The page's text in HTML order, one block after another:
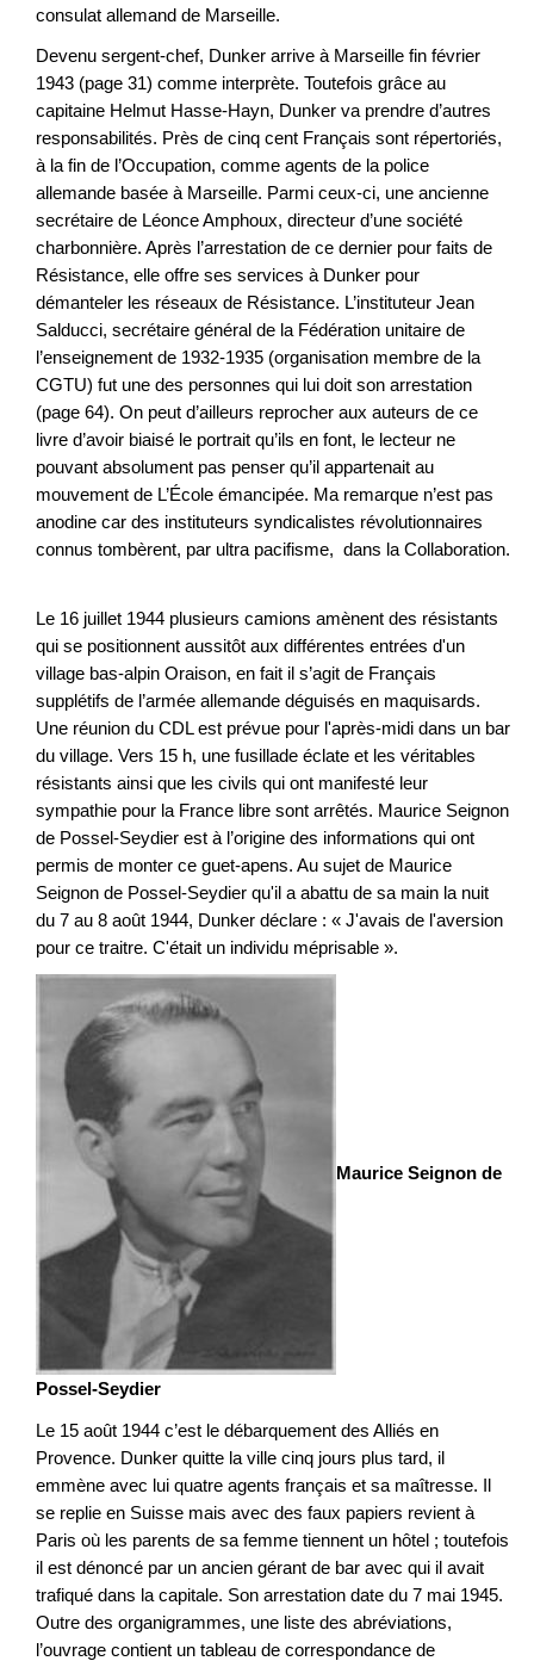
consulat allemand de Marseille.
Devenu sergent-chef, Dunker arrive à Marseille fin février
1943 (page 31) comme interprète. Toutefois grâce au
capitaine Helmut Hasse-Hayn, Dunker va prendre d’autres
responsabilités. Près de cinq cent Français sont répertoriés,
à la fin de l’Occupation, comme agents de la police
allemande basée à Marseille. Parmi ceux-ci, une ancienne
secrétaire de Léonce Amphoux, directeur d’une société
charbonnière. Après l’arrestation de ce dernier pour faits de
Résistance, elle offre ses services à Dunker pour
démanteler les réseaux de Résistance. L’instituteur Jean
Salducci, secrétaire général de la Fédération unitaire de
l’enseignement de 1932-1935 (organisation membre de la
CGTU) fut une des personnes qui lui doit son arrestation
(page 64). On peut d’ailleurs reprocher aux auteurs de ce
livre d’avoir biaisé le portrait qu’ils en font, le lecteur ne
pouvant absolument pas penser qu’il appartenait au
mouvement de L’École émancipée. Ma remarque n’est pas
anodine car des instituteurs syndicalistes révolutionnaires
connus tombèrent, par ultra pacifisme, dans la Collaboration.
Le 16 juillet 1944 plusieurs camions amènent des résistants
qui se positionnent aussitôt aux différentes entrées d'un
village bas-alpin Oraison, en fait il s’agit de Français
supplétifs de l’armée allemande déguisés en maquisards.
Une réunion du CDL est prévue pour l'après-midi dans un bar
du village. Vers 15 h, une fusillade éclate et les véritables
résistants ainsi que les civils qui ont manifesté leur
sympathie pour la France libre sont arrêtés. Maurice Seignon
de Possel-Seydier est à l’origine des informations qui ont
permis de monter ce guet-apens. Au sujet de Maurice
Seignon de Possel-Seydier qu'il a abattu de sa main la nuit
du 7 au 8 août 1944, Dunker déclare : « J'avais de l'aversion
pour ce traitre. C'était un individu méprisable ».
Maurice Seignon de
Possel-Seydier
Le 15 août 1944 c’est le débarquement des Alliés en
Provence. Dunker quitte la ville cinq jours plus tard, il
emmène avec lui quatre agents français et sa maîtresse. Il
se replie en Suisse mais avec des faux papiers revient à
Paris où les parents de sa femme tiennent un hôtel ; toutefois
il est dénoncé par un ancien gérant de bar avec qui il avait
trafiqué dans la capitale. Son arrestation date du 7 mai 1945.
Outre des organigrammes, une liste des abréviations,
l’ouvrage contient un tableau de correspondance de